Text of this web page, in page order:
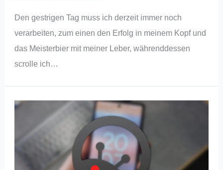
Den gestrigen Tag muss ich derzeit immer noch
verarbeiten, zum einen den Erfolg in meinem Kopf und
das Meisterbier mit meiner Leber, währenddessen
scrolle ich…